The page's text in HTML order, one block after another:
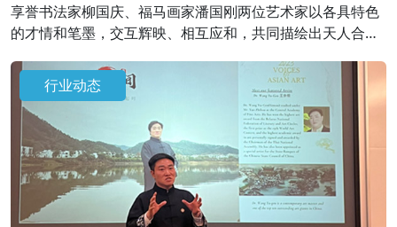
享誉书法家柳国庆、福马画家潘国刚两位艺术家以各具特色
的才情和笔墨，交互辉映、相互应和，共同描绘出天人合一
愿，抒发新时代的“精气神”。
行业动态